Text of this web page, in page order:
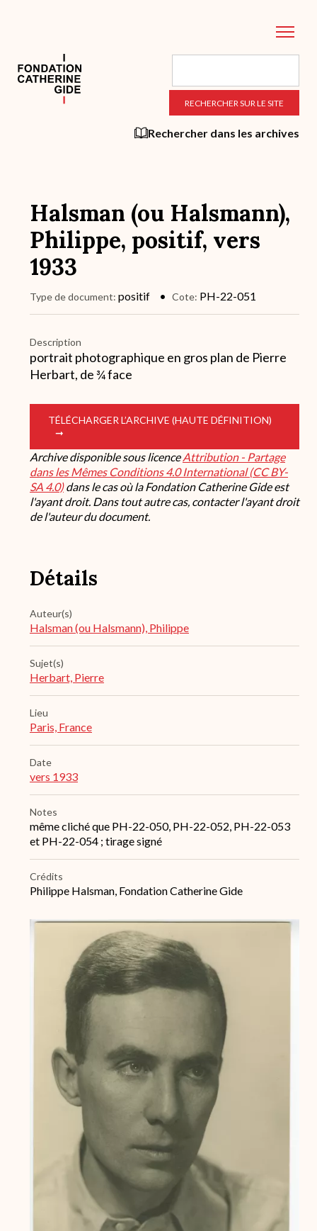
principal
Rechercher dans les archives
Halsman (ou Halsmann),
Philippe, positif, vers
1933
Type de document positif Cote PH-22-051
Description
portrait photographique en gros plan de Pierre
Herbart, de ¾ face
TÉLÉCHARGER L’ARCHIVE (HAUTE DÉFINITION)
Archive disponible sous licenceAttribution - Partage
dans les Mêmes Conditions 4.0 International (CC BY-
SA 4.0)dans le cas où la Fondation Catherine Gide est
l'ayant droit. Dans tout autre cas, contacter l'ayant droit
de l'auteur du document.
Détails
Auteur(s)
Halsman (ou Halsmann), Philippe
Sujet(s)
Herbart, Pierre
Lieu
Paris, France
Date
vers 1933
Notes
même cliché que PH-22-050, PH-22-052, PH-22-053
et PH-22-054 ; tirage signé
Crédits
Philippe Halsman, Fondation Catherine Gide
Archive